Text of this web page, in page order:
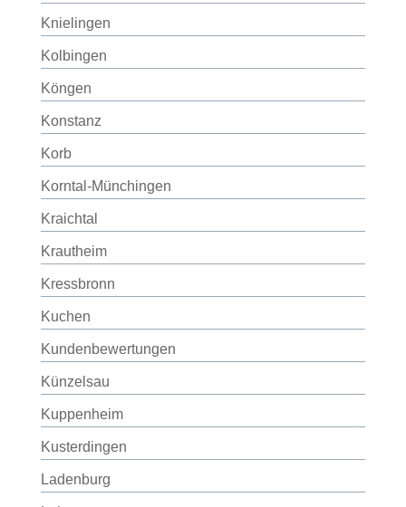
Knielingen
Kolbingen
Köngen
Konstanz
Korb
Korntal-Münchingen
Kraichtal
Krautheim
Kressbronn
Kuchen
Kundenbewertungen
Künzelsau
Kuppenheim
Kusterdingen
Ladenburg